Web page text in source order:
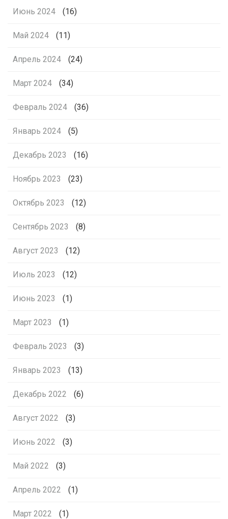
Июнь 2024 (16)
Май 2024 (11)
Апрель 2024 (24)
Март 2024 (34)
Февраль 2024 (36)
Январь 2024 (5)
Декабрь 2023 (16)
Ноябрь 2023 (23)
Октябрь 2023 (12)
Сентябрь 2023 (8)
Август 2023 (12)
Июль 2023 (12)
Июнь 2023 (1)
Март 2023 (1)
Февраль 2023 (3)
Январь 2023 (13)
Декабрь 2022 (6)
Август 2022 (3)
Июнь 2022 (3)
Май 2022 (3)
Апрель 2022 (1)
Март 2022 (1)